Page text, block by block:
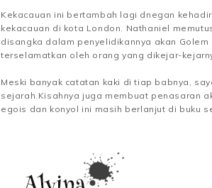
Kekacauan ini bertambah lagi dnegan
kekacauan di kota London. Nathaniel
disangka dalam penyelidikannya akan
terselamatkan oleh orang yang dikejar-
Meski banyak catatan kaki di tiap babnya,
sejarah.Kisahnya juga membuat penasaran
egois dan konyol ini masih berlanjut di buku